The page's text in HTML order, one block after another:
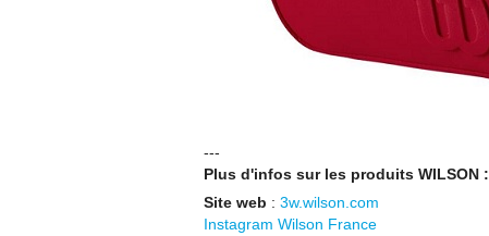
---
Plus d'infos sur les produits WILSON :
Site web : 3w.wilson.com
Instagram Wilson France